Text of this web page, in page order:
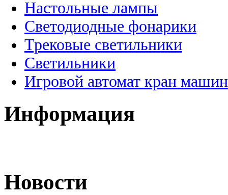
Настольные лампы
Светодиодные фонарики
Трековые светильники
Светильники
Игровой автомат кран
Информация
Новости